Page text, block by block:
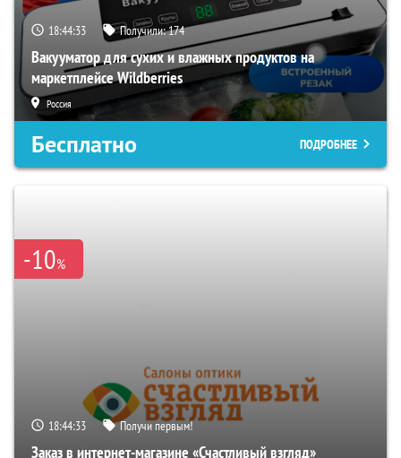
18:44:32 Получили:174
Вакууматор для сухих и влажных продуктов на
маркетплейсе Wildberries
Россия
Бесплатно ПОДРОБНЕЕ
-10%
18:44:32 Получи первым!
Заказ в интернет-магазине «Счастливый взгляд»